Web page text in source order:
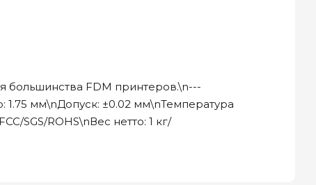
большинства FDM принтеров.\n---
1.75 мм\nДопуск: ±0.02 мм\nТемпература
SGS/ROHS\nВес нетто: 1 кг/